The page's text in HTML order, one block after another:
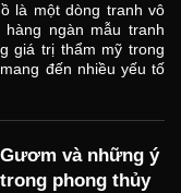
là một dòng tranh vô
ngàn mẫu tranh
giá trị thẩm mỹ trong
đến nhiều yếu tố
và những ý
phong thủy